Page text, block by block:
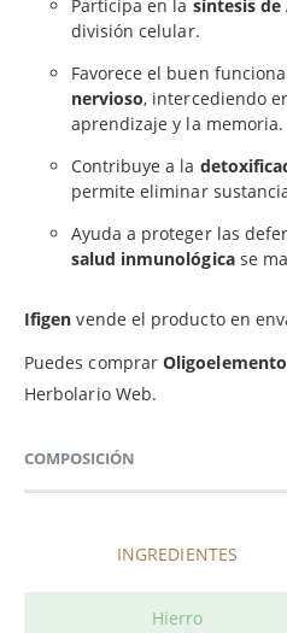
Participa en la síntesis de
división celular.
Favorece el buen
nervioso, intercediendo
aprendizaje y la memoria.
Contribuye a la
permite eliminar
Ayuda a proteger las
salud inmunológicase
Ifigen vende el producto en
Puedes comprar
Herbolario Web.
COMPOSICIÓN
INGREDIENTES
Hierro